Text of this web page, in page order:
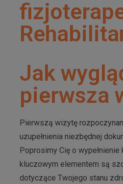
Jak
pierwsza
Pierwszą wizytę
uzupełnienia niezbędnej
Poprosimy Cię o wypełnienie
kluczowym elementem są
dotyczące Twojego stanu